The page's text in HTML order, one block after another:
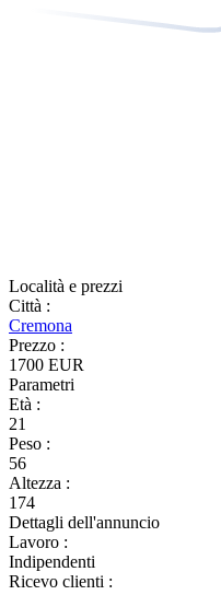
Località e prezzi
Città :
Cremona
Prezzo :
1700 EUR
Parametri
Età :
21
Peso :
56
Altezza :
174
Dettagli dell'annuncio
Lavoro :
Indipendenti
Ricevo clienti :